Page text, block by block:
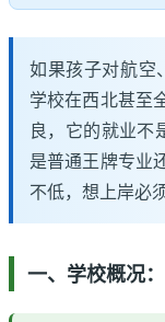
如果孩子对航空
学校在西北甚至
良，它的就业不
是普通王牌专业
不低，想上岸必
一、学校概况